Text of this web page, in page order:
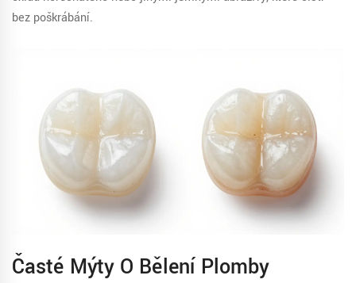
bez poškrábání.
Časté Mýty O Bělení Plomby